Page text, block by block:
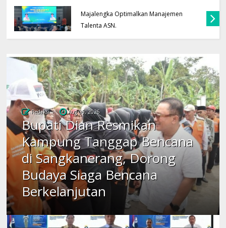
Majalengka Optimalkan Manajemen
Talenta ASN.
Redaksi Aug 06, 2026
Bupati Dian Resmikan
Kampung Tanggap Bencana
di Sangkanerang, Dorong
Budaya Siaga Bencana
Berkelanjutan